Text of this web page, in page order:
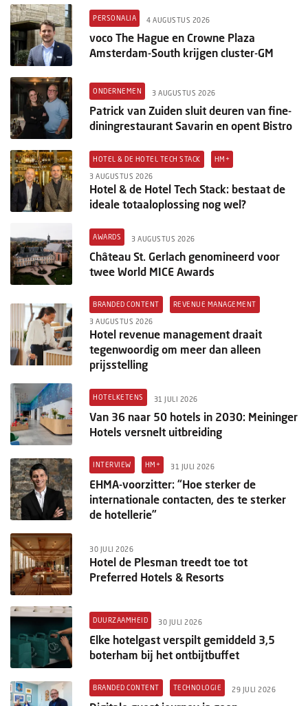
PERSONALIA 4 AUGUSTUS 2026
voco The Hague en Crowne Plaza
Amsterdam-South krijgen cluster-GM
ONDERNEMEN 3 AUGUSTUS 2026
Patrick van Zuiden sluit deuren van fine-
diningrestaurant Savarin en opent Bistro
HOTEL & DE HOTEL TECH STACK HM+
3 AUGUSTUS 2026
Hotel & de Hotel Tech Stack: bestaat de
ideale totaaloplossing nog wel?
AWARDS 3 AUGUSTUS 2026
Château St. Gerlach genomineerd voor
twee World MICE Awards
BRANDED CONTENT REVENUE MANAGEMENT
3 AUGUSTUS 2026
Hotel revenue management draait
tegenwoordig om meer dan alleen
prijsstelling
HOTELKETENS 31 JULI 2026
Van 36 naar 50 hotels in 2030: Meininger
Hotels versnelt uitbreiding
INTERVIEW HM+ 31 JULI 2026
EHMA-voorzitter: “Hoe sterker de
internationale contacten, des te sterker
de hotellerie”
30 JULI 2026
Hotel de Plesman treedt toe tot
Preferred Hotels & Resorts
DUURZAAMHEID 30 JULI 2026
Elke hotelgast verspilt gemiddeld 3,5
boterham bij het ontbijtbuffet
BRANDED CONTENT TECHNOLOGIE 29 JULI 2026